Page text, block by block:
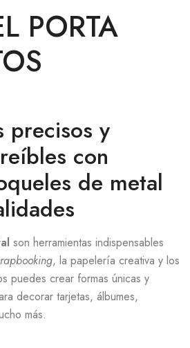
PORTA
precisos y
con
de metal
son herramientas indispensables
, la papelería creativa y los
puedes crear formas únicas y
decorar tarjetas, álbumes,
más.